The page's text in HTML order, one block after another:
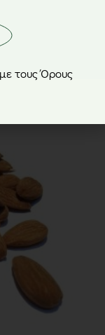
– NutsBox
τους Όρους